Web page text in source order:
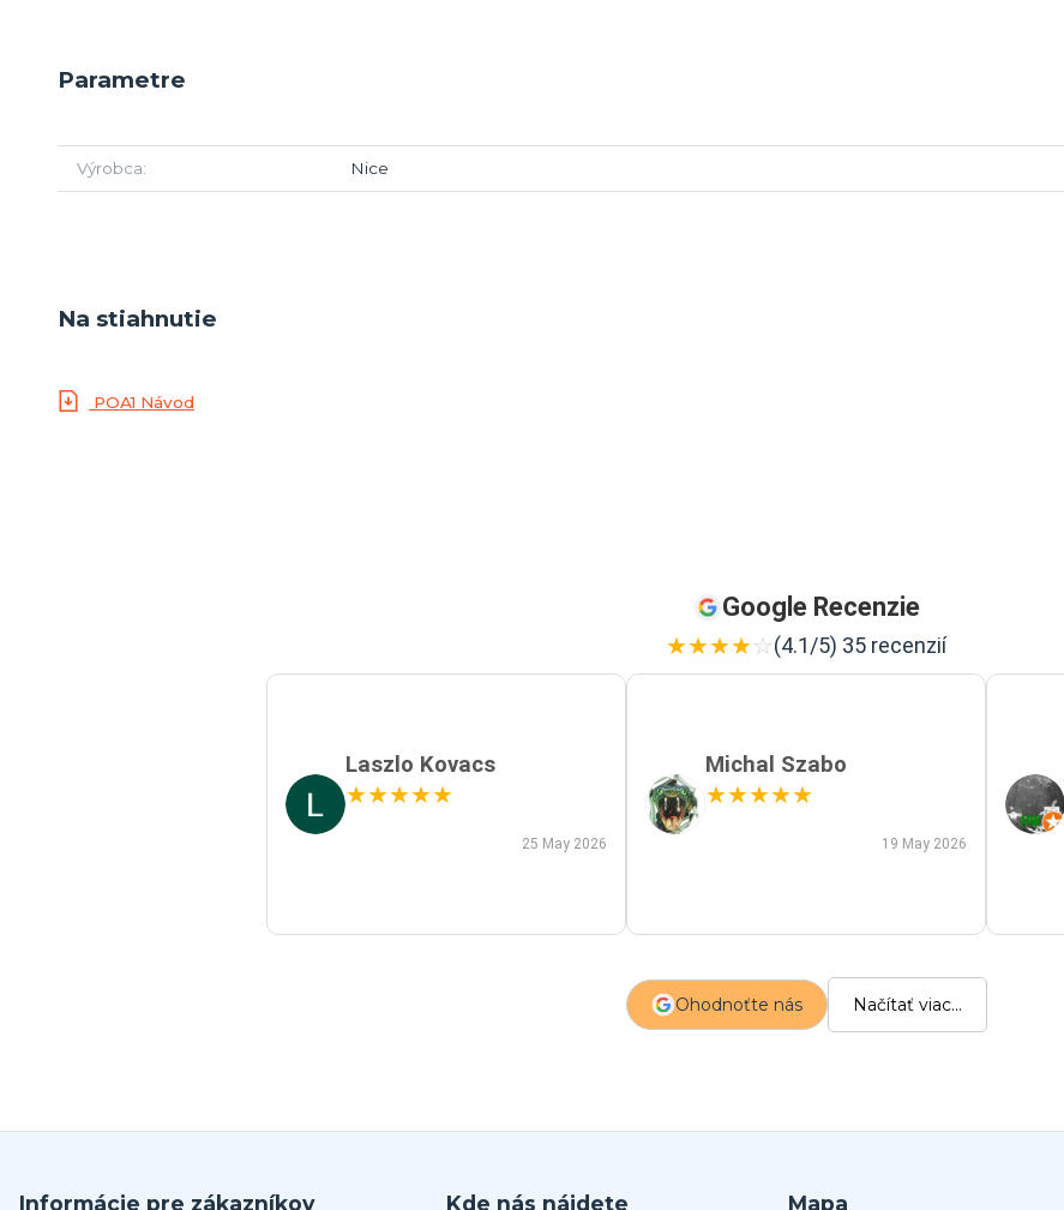
Parametre
Výrobca Nice
Na stiahnutie
POA1 Návod
Google Recenzie
★★★★☆(4.1/5) 35 recenzií
Laszlo Kovacs
★★★★★
25 May 2026
Michal Szabo
★★★★★
19 May 2026
Ohodnoťte nás Načítať viac...
Informácie pre zákazníkov Kde nás nájdete Mapa